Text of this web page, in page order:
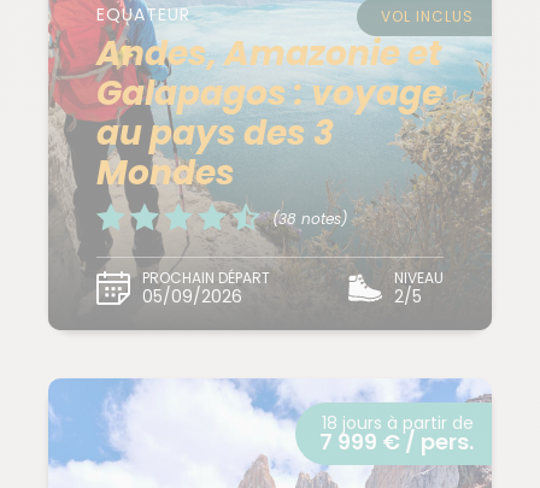
EQUATEUR
Andes, Amazonie et
Galapagos : voyage
au pays des 3
Mondes
(38 notes)
PROCHAIN DÉPART
05/09/2026
NIVEAU
2/5
VOL INCLUS
18 jours à partir de
7 999 € / pers.